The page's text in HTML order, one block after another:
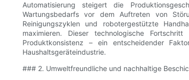
Automatisierung steigert die
Wartungsbedarfs vor dem Auftreten von
Reinigungszyklen und robotergestützte
maximieren. Dieser technologische
Produktkonsistenz – ein entscheidender
Haushaltsgeräteindustrie.
### 2. Umweltfreundliche und nachhaltige